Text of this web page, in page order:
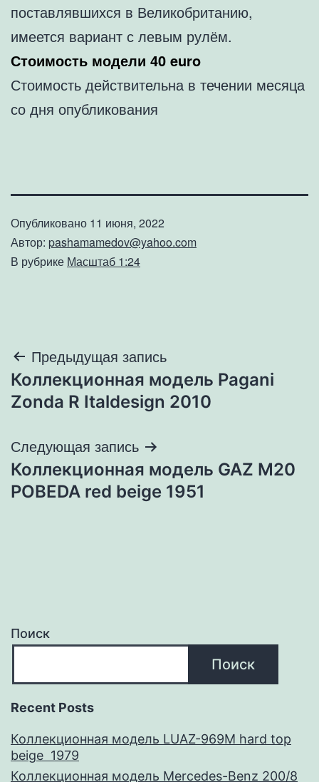
поставлявшихся в Великобританию,
имеется вариант с левым рулём.
Стоимость модели 40 euro
Стоимость действительна в течении месяца
со дня опубликования
Опубликовано 11 июня, 2022
Автор: pashamamedov@yahoo.com
В рубрике Масштаб 1:24
Навигация
по
Предыдущая запись
Коллекционная модель Pagani
Zonda R Italdesign 2010
Следующая запись
Коллекционная модель GAZ M20
POBEDA red beige 1951
Поиск
Поиск
Recent Posts
Коллекционная модель LUAZ-969M hard top
beige 1979
Коллекционная модель Mercedes-Benz 200/8